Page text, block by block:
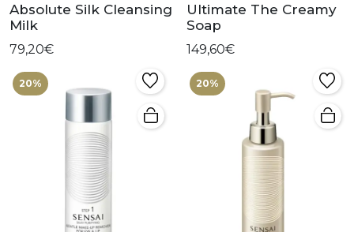
Absolute Silk Cleansing
Milk
79,20€
Ultimate The Creamy
Soap
149,60€
20% 20%